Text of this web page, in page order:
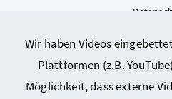
Wir haben Videos
Plattformen (z.B.
Möglichkeit, dass externe
Cookie-